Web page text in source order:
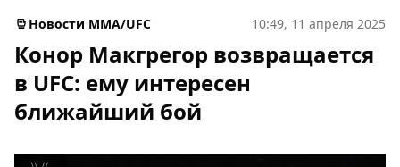
Новости MMA/UFC 10:49, 11 апреля 2025
Конор Макгрегор возвращается
в UFC: ему интересен
ближайший бой